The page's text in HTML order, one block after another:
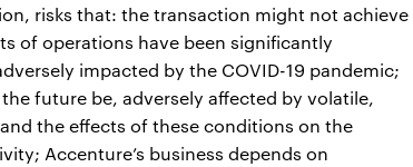
risks that: the transaction might not achieve
of operations have been significantly
impacted by the COVID-19 pandemic;
future be, adversely affected by volatile,
the effects of these conditions on the
Accenture’s business depends on